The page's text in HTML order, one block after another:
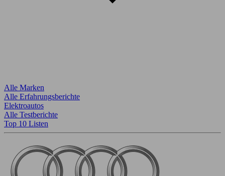
Alle Marken
Alle Erfahrungsberichte
Elektroautos
Alle Testberichte
Top 10 Listen